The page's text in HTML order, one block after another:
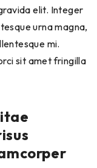
elit. Integer
urna magna,
mi.
sit amet fringilla